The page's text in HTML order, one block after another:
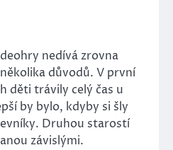
nedívá zrovna
důvodů. V první
děti trávily celý čas u
by bylo, kdyby si šly
Druhou starostí
závislými.